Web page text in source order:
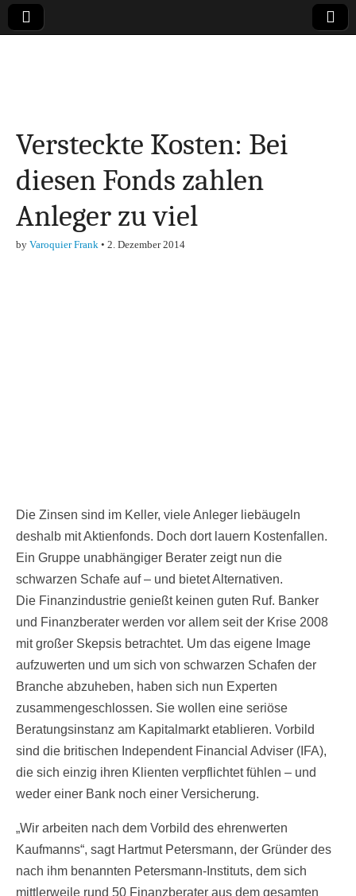
Finanzen,
Marketing-, Vertrieb-
& Investment-Tipps
Versteckte Kosten: Bei
diesen Fonds zahlen
Anleger zu viel
by Varoquier Frank • 2. Dezember 2014
Die Zinsen sind im Keller, viele Anleger liebäugeln
deshalb mit Aktienfonds. Doch dort lauern Kostenfallen.
Ein Gruppe unabhängiger Berater zeigt nun die
schwarzen Schafe auf – und bietet Alternativen.
Die Finanzindustrie genießt keinen guten Ruf. Banker
und Finanzberater werden vor allem seit der Krise 2008
mit großer Skepsis betrachtet. Um das eigene Image
aufzuwerten und um sich von schwarzen Schafen der
Branche abzuheben, haben sich nun Experten
zusammengeschlossen. Sie wollen eine seriöse
Beratungsinstanz am Kapitalmarkt etablieren. Vorbild
sind die britischen Independent Financial Adviser (IFA),
die sich einzig ihren Klienten verpflichtet fühlen – und
weder einer Bank noch einer Versicherung.
„Wir arbeiten nach dem Vorbild des ehrenwerten
Kaufmanns“, sagt Hartmut Petersmann, der Gründer des
nach ihm benannten Petersmann-Instituts, dem sich
mittlerweile rund 50 Finanzberater aus dem gesamten